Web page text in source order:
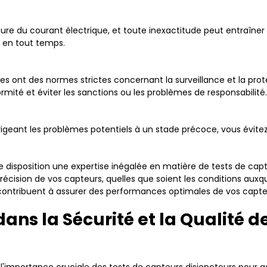
du courant électrique, et toute inexactitude peut entraîner
en tout temps.
ont des normes strictes concernant la surveillance et la
et éviter les sanctions ou les problèmes de responsabilité.
les problèmes potentiels à un stade précoce, vous
disposition une expertise inégalée en matière de tests de
de vos capteurs, quelles que soient les conditions
à assurer des performances optimales de vos
la Sécurité et la Qualité